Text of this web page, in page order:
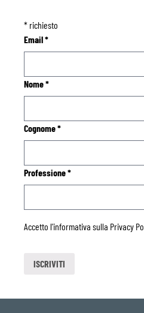
* richiesto
Email*
Nome*
Cognome*
Professione*
Accetto l'informativa sulla Privacy